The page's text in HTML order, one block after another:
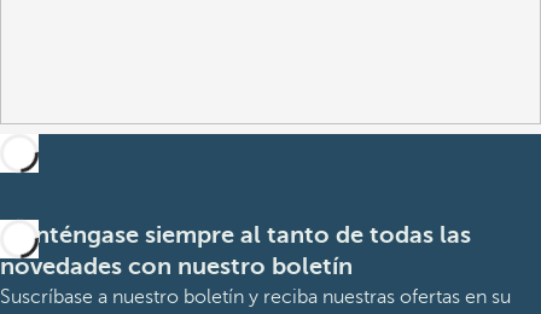
Manténgase siempre al tanto de todas las
novedades con nuestro boletín
Suscríbase a nuestro boletín y reciba nuestras ofertas en su